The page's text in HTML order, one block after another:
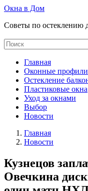
Окна в Дом
Советы по остеклению
Главная
Оконные профили
Остекление
Пластиковые окна
Уход за окнами
Выбор
Новости
Главная
Новости
Кузнецов
Овечкина